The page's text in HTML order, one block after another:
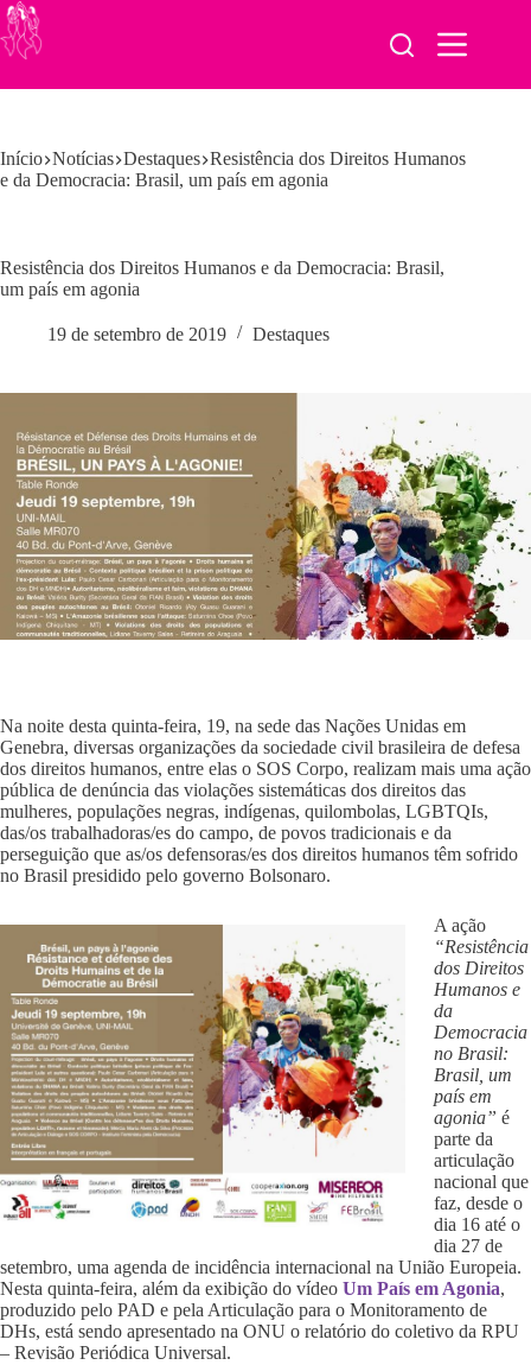
Pular
para
o
Início Notícias Destaques Resistência dos Direitos Humanos
e da Democracia: Brasil, um país em agonia
Resistência dos Direitos Humanos e da Democracia: Brasil,
um país em agonia
19 de setembro de 2019 Destaques
Na noite desta quinta-feira, 19, na sede das Nações Unidas em
Genebra, diversas organizações da sociedade civil brasileira de defesa
dos direitos humanos, entre elas o SOS Corpo, realizam mais uma ação
pública de denúncia das violações sistemáticas dos direitos das
mulheres, populações negras, indígenas, quilombolas, LGBTQIs,
das/os trabalhadoras/es do campo, de povos tradicionais e da
perseguição que as/os defensoras/es dos direitos humanos têm sofrido
no Brasil presidido pelo governo Bolsonaro.
A ação
“Resistência
dos Direitos
Humanos e
da
Democracia
no Brasil:
Brasil, um
país em
agonia” é
parte da
articulação
nacional que
faz, desde o
dia 16 até o
dia 27 de
setembro, uma agenda de incidência internacional na União Europeia.
Nesta quinta-feira, além da exibição do vídeo Um País em Agonia,
produzido pelo PAD e pela Articulação para o Monitoramento de
DHs, está sendo apresentado na ONU o relatório do coletivo da RPU
– Revisão Periódica Universal.